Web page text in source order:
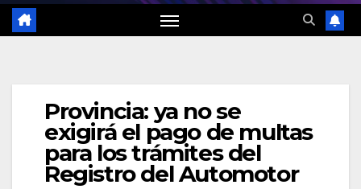
Provincia: ya no se
exigirá el pago de multas
para los trámites del
Registro del Automotor